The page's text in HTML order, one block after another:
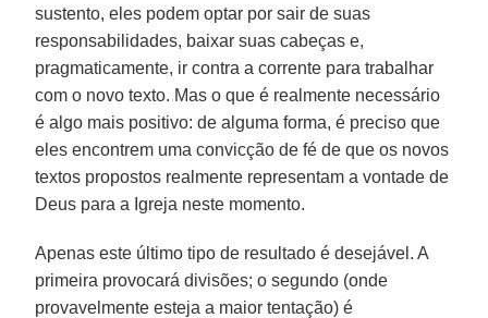
sustento, eles podem optar por sair de suas
responsabilidades, baixar suas cabeças e,
pragmaticamente, ir contra a corrente para trabalhar
com o novo texto. Mas o que é realmente necessário
é algo mais positivo: de alguma forma, é preciso que
eles encontrem uma convicção de fé de que os novos
textos propostos realmente representam a vontade de
Deus para a Igreja neste momento.
Apenas este último tipo de resultado é desejável. A
primeira provocará divisões; o segundo (onde
provavelmente esteja a maior tentação) é